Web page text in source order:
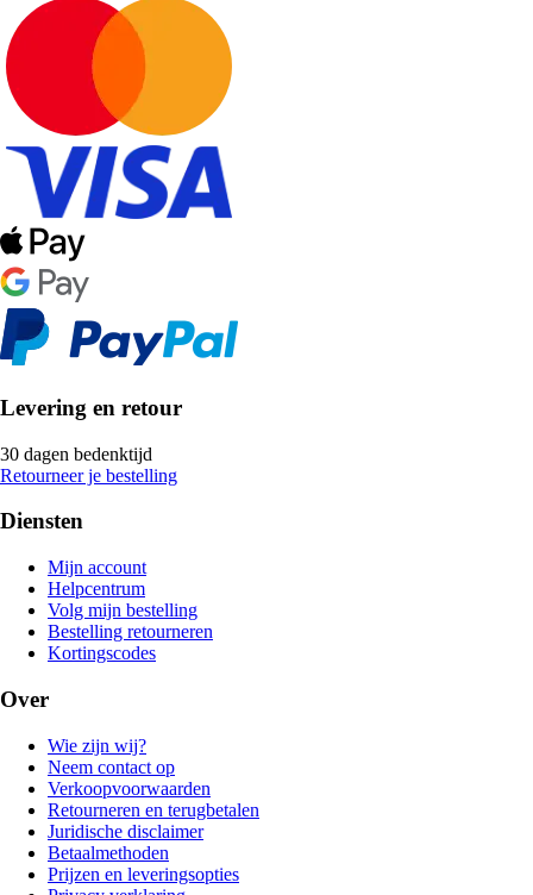
Levering en retour
30 dagen bedenktijd
Retourneer je bestelling
Diensten
Mijn account
Helpcentrum
Volg mijn bestelling
Bestelling retourneren
Kortingscodes
Over
Wie zijn wij?
Neem contact op
Verkoopvoorwaarden
Retourneren en terugbetalen
Juridische disclaimer
Betaalmethoden
Prijzen en leveringsopties